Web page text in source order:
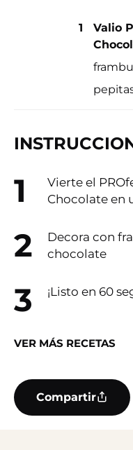
1 Valio
Vierte el
Chocolate en
Decora con
chocolate
¡Listo en 60
VER MÁS RECETAS
Compartir